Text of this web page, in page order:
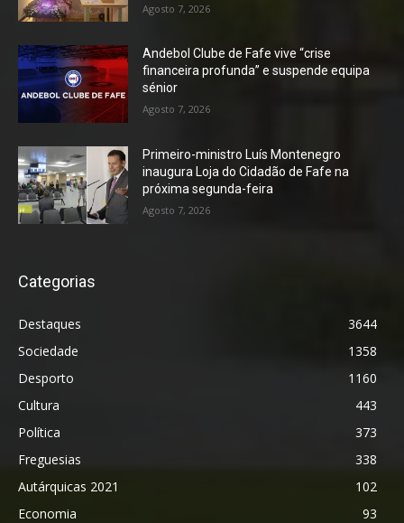
Agosto 7, 2026
Andebol Clube de Fafe vive “crise
financeira profunda” e suspende equipa
sénior
Agosto 7, 2026
Primeiro-ministro Luís Montenegro
inaugura Loja do Cidadão de Fafe na
próxima segunda-feira
Agosto 7, 2026
Categorias
Destaques
3644
Sociedade
1358
Desporto
1160
Cultura
443
Política
373
Freguesias
338
Autárquicas 2021
102
Economia
93